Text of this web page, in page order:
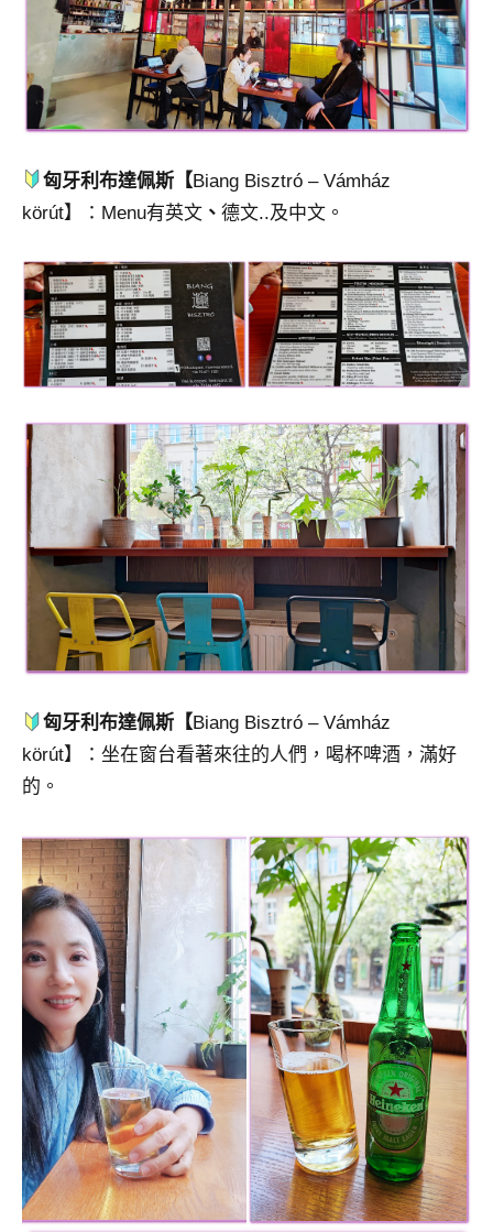
匈牙利布達佩斯【Biang Bisztró – Vámház
körút】：Menu有英文 、 德文..及中文。
匈牙利布達佩斯【Biang Bisztró – Vámház
körút】：坐在窗台看著來往的人們，喝杯啤酒，滿好
的。